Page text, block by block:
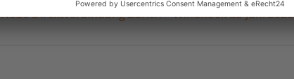
Direktverbindung Zürich – Windhoek ab Juni 2026